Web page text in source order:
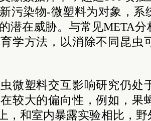
污染物-微塑料为对象，系
潜在威胁。与常见META
学方法，以消除不同昆虫
微塑料交互影响研究仍处
较大的偏向性，例如，果
，和室内暴露实验相比，